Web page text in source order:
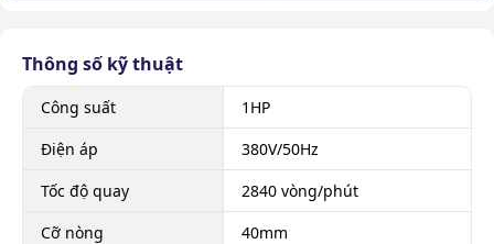
Thông số kỹ thuật
Công suất
1HP
Điện áp
380V/50Hz
Tốc độ quay
2840 vòng/phút
Cỡ nòng
40mm